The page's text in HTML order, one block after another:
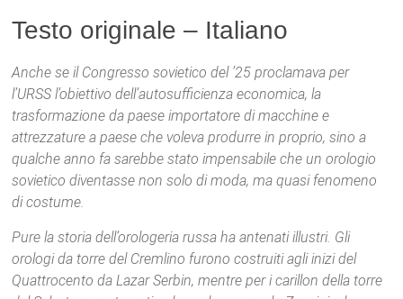
Testo originale – Italiano
Anche se il Congresso sovietico del ’25 proclamava per
l’URSS l’obiettivo dell’autosufficienza economica, la
trasformazione da paese importatore di macchine e
attrezzature a paese che voleva produrre in proprio, sino a
qualche anno fa sarebbe stato impensabile che un orologio
sovietico diventasse non solo di moda, ma quasi fenomeno
di costume.
Pure la storia dell’orologeria russa ha antenati illustri. Gli
orologi da torre del Cremlino furono costruiti agli inizi del
Quattrocento da Lazar Serbin, mentre per i carillon della torre